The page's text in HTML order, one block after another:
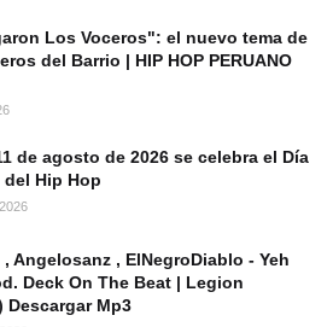
Los Voceros": el nuevo tema de
del Barrio | HIP HOP PERUANO
de agosto de 2026 se celebra el Día
Hip Hop
, Angelosanz , ElNegroDiablo - Yeh
Deck On The Beat | Legion
Descargar Mp3